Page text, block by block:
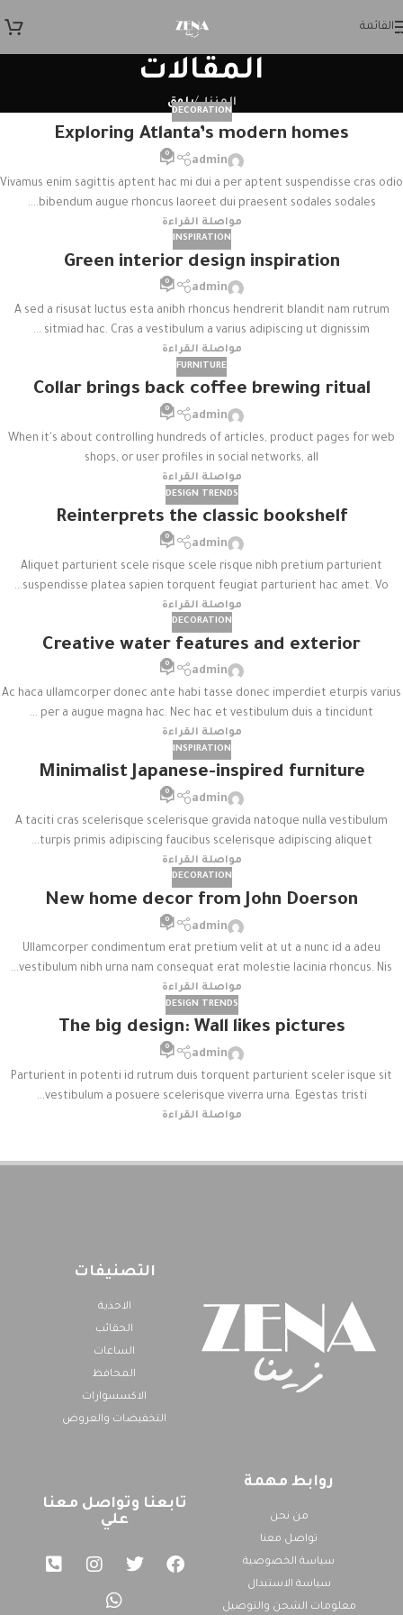
Skip to navigation
القائمة
المقالات
المنزل/بلوق
DECORATION
Exploring Atlanta’s modern homes
admin
0
Vivamus enim sagittis aptent hac mi dui a per aptent suspendisse cras odio
bibendum augue rhoncus laoreet dui praesent sodales sodales....
مواصلة القراءة
INSPIRATION
Green interior design inspiration
admin
0
A sed a risusat luctus esta anibh rhoncus hendrerit blandit nam rutrum
sitmiad hac. Cras a vestibulum a varius adipiscing ut dignissim ...
مواصلة القراءة
FURNITURE
Collar brings back coffee brewing ritual
admin
0
When it's about controlling hundreds of articles, product pages for web
shops, or user profiles in social networks, all
مواصلة القراءة
DESIGN TRENDS
Reinterprets the classic bookshelf
admin
0
Aliquet parturient scele risque scele risque nibh pretium parturient
suspendisse platea sapien torquent feugiat parturient hac amet. Vo...
مواصلة القراءة
DECORATION
Creative water features and exterior
admin
0
Ac haca ullamcorper donec ante habi tasse donec imperdiet eturpis varius
per a augue magna hac. Nec hac et vestibulum duis a tincidunt ...
مواصلة القراءة
INSPIRATION
Minimalist Japanese-inspired furniture
admin
0
A taciti cras scelerisque scelerisque gravida natoque nulla vestibulum
turpis primis adipiscing faucibus scelerisque adipiscing aliquet...
مواصلة القراءة
DECORATION
New home decor from John Doerson
admin
0
Ullamcorper condimentum erat pretium velit at ut a nunc id a adeu
vestibulum nibh urna nam consequat erat molestie lacinia rhoncus. Nis...
مواصلة القراءة
DESIGN TRENDS
The big design: Wall likes pictures
admin
0
Parturient in potenti id rutrum duis torquent parturient sceler isque sit
vestibulum a posuere scelerisque viverra urna. Egestas tristi...
مواصلة القراءة
التصنيفات
الاحذية
الحقائب
الساعات
المحافظ
الاكسسوارات
التخفيضات والعروض
روابط مهمة
من نحن
تواصل معنا
سياسة الخصوصية
سياسة الاستبدال
معلومات الشحن والتوصيل
تابعنا وتواصل معنا
علي